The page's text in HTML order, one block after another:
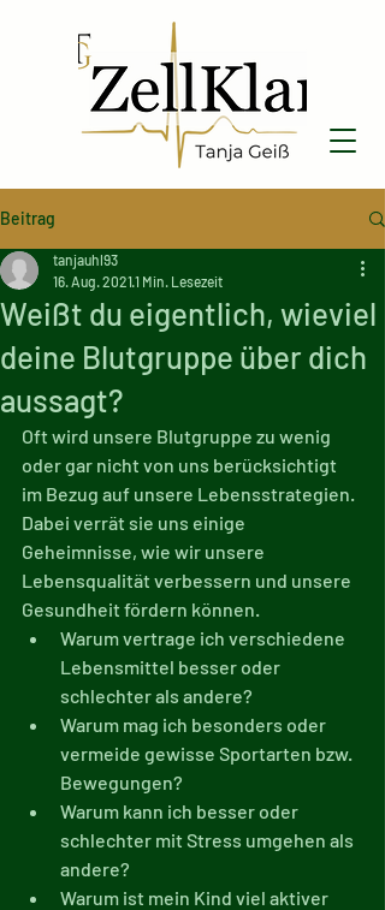
Beitrag
Weißt du eigentlich, wieviel
deine Blutgruppe über dich
aussagt?
tanjauhl93
16. Aug. 20211 Min. Lesezeit
Oft wird unsere Blutgruppe zu wenig
oder gar nicht von uns berücksichtigt
im Bezug auf unsere Lebensstrategien.
Dabei verrät sie uns einige
Geheimnisse, wie wir unsere
Lebensqualität verbessern und unsere
Gesundheit fördern können.
Warum vertrage ich verschiedene
Lebensmittel besser oder
schlechter als andere?
Warum mag ich besonders oder
vermeide gewisse Sportarten bzw.
Bewegungen?
Warum kann ich besser oder
schlechter mit Stress umgehen als
andere?
Warum ist mein Kind viel aktiver